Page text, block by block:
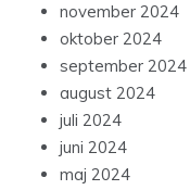
november 2024
oktober 2024
september 2024
august 2024
juli 2024
juni 2024
maj 2024